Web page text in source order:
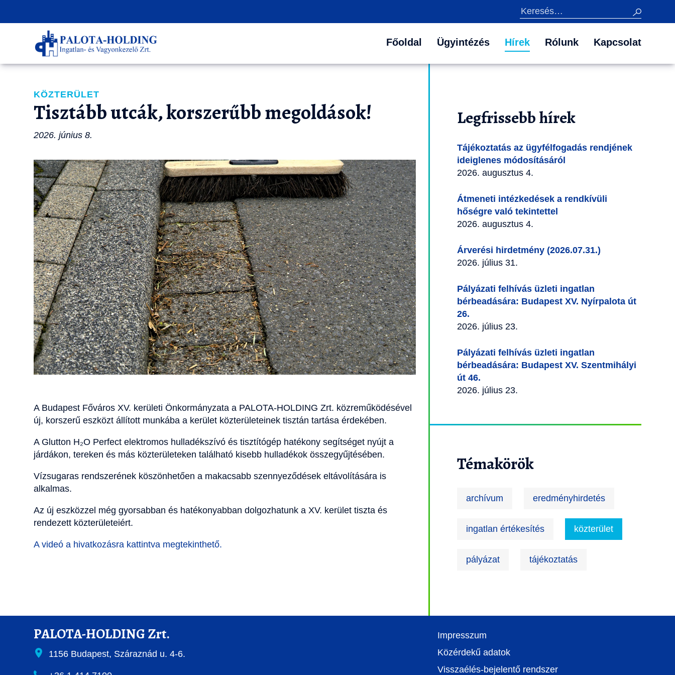
Keresés
Főoldal Ügyintézés Hírek Rólunk Kapcsolat
KÖZTERÜLET
Tisztább utcák, korszerűbb megoldások!
2026. június 8.
A Budapest Főváros XV. kerületi Önkormányzata a PALOTA-HOLDING Zrt. közreműködésével
új, korszerű eszközt állított munkába a kerület közterületeinek tisztán tartása érdekében.
A Glutton H₂O Perfect elektromos hulladékszívó és tisztítógép hatékony segítséget nyújt a
járdákon, tereken és más közterületeken található kisebb hulladékok összegyűjtésében.
Vízsugaras rendszerének köszönhetően a makacsabb szennyeződések eltávolítására is
alkalmas.
Az új eszközzel még gyorsabban és hatékonyabban dolgozhatunk a XV. kerület tiszta és
rendezett közterületeiért.
A videó a hivatkozásra kattintva megtekinthető.
Legfrissebb hírek
Tájékoztatás az ügyfélfogadás rendjének
ideiglenes módosításáról
2026. augusztus 4.
Átmeneti intézkedések a rendkívüli
hőségre való tekintettel
2026. augusztus 4.
Árverési hirdetmény (2026.07.31.)
2026. július 31.
Pályázati felhívás üzleti ingatlan
bérbeadására: Budapest XV. Nyírpalota út
26.
2026. július 23.
Pályázati felhívás üzleti ingatlan
bérbeadására: Budapest XV. Szentmihályi
út 46.
2026. július 23.
Témakörök
archívum eredményhirdetés
ingatlan értékesítés közterület
pályázat tájékoztatás
PALOTA-HOLDING Zrt.
1156 Budapest, Száraznád u. 4-6.
Impresszum
Közérdekű adatok
Visszaélés-bejelentő rendszer